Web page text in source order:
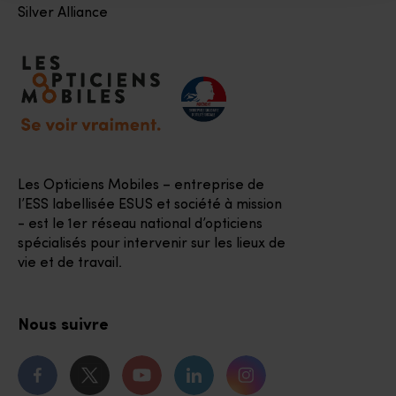
Accéder à notre page d'accueil
Les Opticiens Mobiles – entreprise de
l’ESS labellisée ESUS et société à mission
- est le 1er réseau national d’opticiens
spécialisés pour intervenir sur les lieux de
vie et de travail.
Silver Alliance
Nous suivre
Notre page Facebook
Notre page Twitter
Notre chaîne Youtube
Notre page Linkedin
Notre page